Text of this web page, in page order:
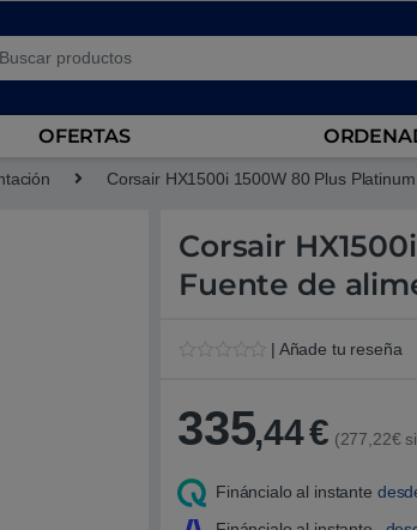
for:
OFERTAS
Corsair HX1500i 1500W 80 Plus
Corsair
Fuente de
o
r
o
5
| Añade tu reseña
335,44€ (277,22€
Fináncialo al instante